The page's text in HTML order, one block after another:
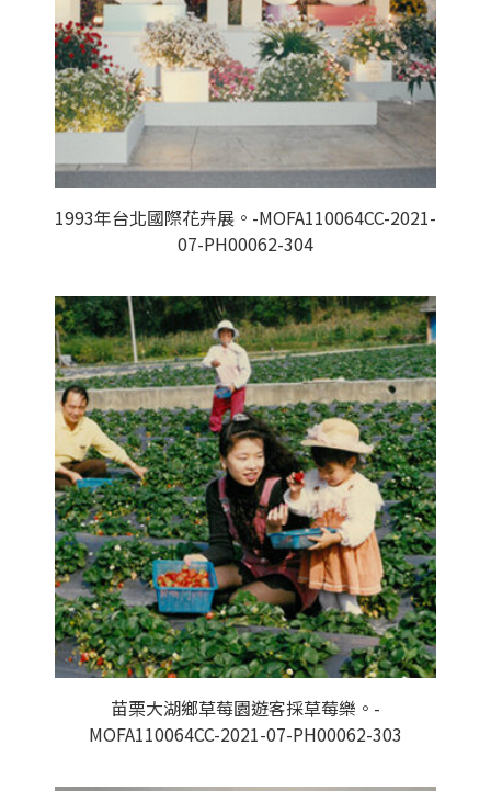
1993年台北國際花卉展。-MOFA110064CC-2021-
07-PH00062-304
苗栗大湖鄉草莓園遊客採草莓樂。-
MOFA110064CC-2021-07-PH00062-303